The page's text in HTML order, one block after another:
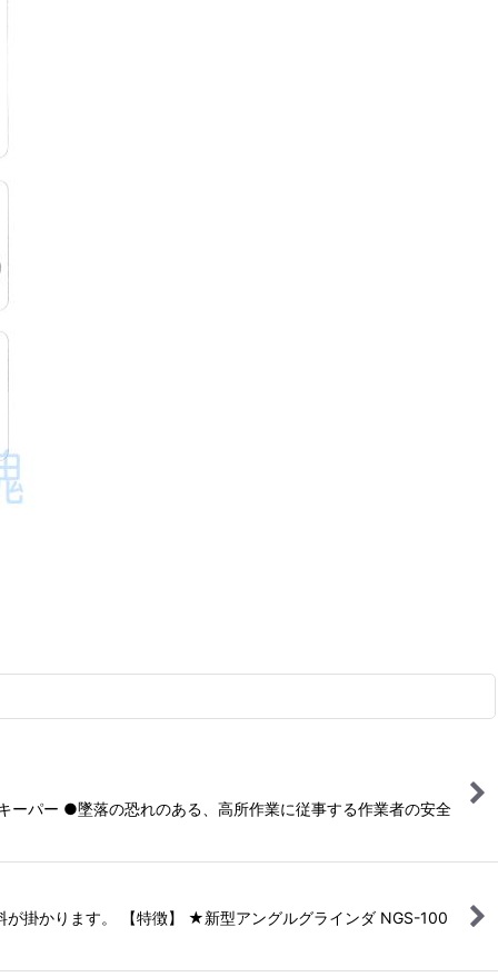
パー ●墜落の恐れのある、高所作業に従事する作業者の安全
掛かります。 【特徴】 ★新型アングルグラインダ NGS-100